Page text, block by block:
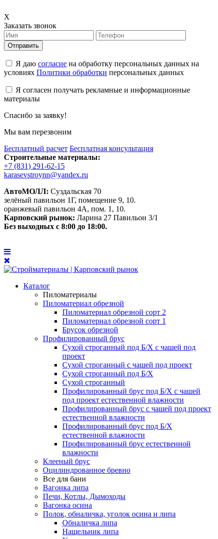
X
Заказать звонок
Отправить
Я даю согласие на обработку персональных данных на
условиях Политики обработки персональных данных
Я согласен получать рекламные и информационные
материалы
Спасибо за заявку!
Мы вам перезвоним
Бесплатный расчет Бесплатная консультация
Строительные материалы:
+7 (831) 291-62-15
karasevstroynn@yandex.ru
АвтоМОЛЛ: Суздальская 70
зелёный павильон 1Г, помещение 9, 10.
оранжевый павильон 4А, пом. 1, 10.
Карповский рынок: Ларина 27 Павильон 3/1
Без выходных с 8:00 до 18:00.
Каталог
Пиломатериалы
Пиломатериал обрезной
Пиломатериал обрезной сорт 2
Пиломатериал обрезной сорт 1
Брусок обрезной
Профилированный брус
Сухой строганный под Б/Х с чашей под
проект
Сухой строганный с чашей под проект
Сухой строганный под Б/Х
Сухой строганный
Профилированный брус под Б/Х с чашей
под проект естественной влажности
Профилированный брус с чашей под проект
естественной влажности
Профилированный брус под Б/Х
естественной влажности
Профилированный брус естественной
влажности
Клееный брус
Оцилиндрованное бревно
Все для бани
Вагонка липа
Печи, Котлы, Дымоходы
Вагонка осина
Полок, обналичка, уголок осина и липа
Обналичка липа
Нащельник липа